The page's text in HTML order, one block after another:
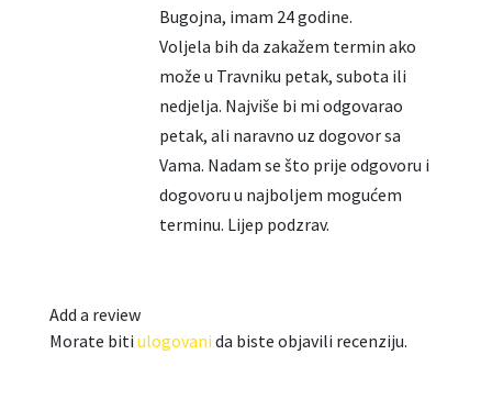
Bugojna, imam 24 godine.
Voljela bih da zakažem termin ako
može u Travniku petak, subota ili
nedjelja. Najviše bi mi odgovarao
petak, ali naravno uz dogovor sa
Vama. Nadam se što prije odgovoru i
dogovoru u najboljem mogućem
terminu. Lijep podzrav.
Add a review
Morate biti ulogovani da biste objavili recenziju.